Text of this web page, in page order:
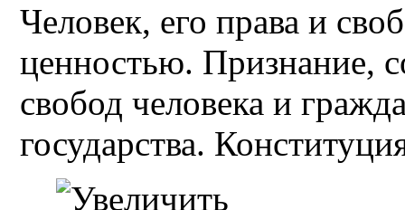
Человек, его права и
ценностью. Признание,
свобод человека и
государства.